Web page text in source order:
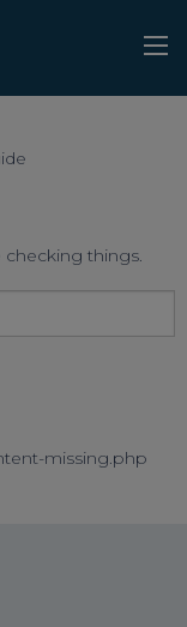
checking things.
missing.php